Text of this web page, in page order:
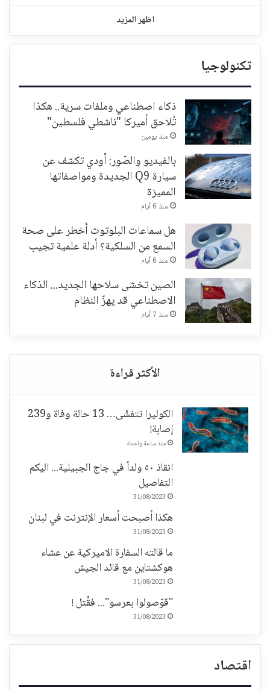
اظهر المزيد
تكنولوجيا
ذكاء اصطناعي وملفات سرية.. هكذا
تُلاحق أميركا "ناشطي فلسطين"
منذ يومين
بالفيديو والصّور: أودي تكشف عن
سيارة Q9 الجديدة ومواصفاتها
المميزة
منذ 6 أيام
هل سماعات البلوتوث أخطر على صحة
السمع من السلكية؟ أدلة علمية تجيب
منذ 6 أيام
الصين تخشى سلاحها الجديد... الذكاء
الاصطناعي قد يهزّ النظام
منذ 7 أيام
الكوليرا تتفشّى… 13 حالة وفاة و239
إصابة!
منذ ساعة واحدة
انقاذ ٥٠ ولداً في جاج الجبيلية... اليكم
التفاصيل
31/08/2023
هكذا أصبحت أسعار الإنترنت في لبنان
31/08/2023
ما قالته السفارة الاميركية عن عشاء
هوكشتاين مع قائد الجيش
31/08/2023
"قوّصولوا بعرسو"... فقُتل !
31/08/2023
اقتصاد